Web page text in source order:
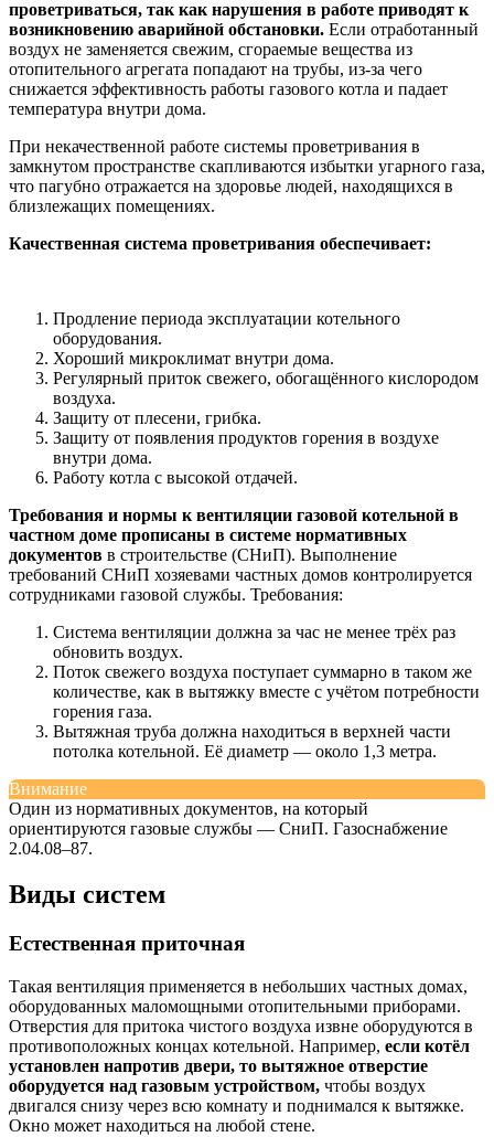
проветриваться, так как нарушения в работе приводят к
возникновению аварийной обстановки. Если отработанный
воздух не заменяется свежим, сгораемые вещества из
отопительного агрегата попадают на трубы, из-за чего
снижается эффективность работы газового котла и падает
температура внутри дома.
При некачественной работе системы проветривания в
замкнутом пространстве скапливаются избытки угарного газа,
что пагубно отражается на здоровье людей, находящихся в
близлежащих помещениях.
Качественная система проветривания обеспечивает:
Продление периода эксплуатации котельного
оборудования.
Хороший микроклимат внутри дома.
Регулярный приток свежего, обогащённого кислородом
воздуха.
Защиту от плесени, грибка.
Защиту от появления продуктов горения в воздухе
внутри дома.
Работу котла с высокой отдачей.
Требования и нормы к вентиляции газовой котельной в
частном доме прописаны в системе нормативных
документов в строительстве (СНиП). Выполнение
требований СНиП хозяевами частных домов контролируется
сотрудниками газовой службы. Требования:
Система вентиляции должна за час не менее трёх раз
обновить воздух.
Поток свежего воздуха поступает суммарно в таком же
количестве, как в вытяжку вместе с учётом потребности
горения газа.
Вытяжная труба должна находиться в верхней части
потолка котельной. Её диаметр — около 1,3 метра.
Внимание
Один из нормативных документов, на который
ориентируются газовые службы — СниП. Газоснабжение
2.04.08–87.
Виды систем
Естественная приточная
Такая вентиляция применяется в небольших частных домах,
оборудованных маломощными отопительными приборами.
Отверстия для притока чистого воздуха извне оборудуются в
противоположных концах котельной. Например, если котёл
установлен напротив двери, то вытяжное отверстие
оборудуется над газовым устройством, чтобы воздух
двигался снизу через всю комнату и поднимался к вытяжке.
Окно может находиться на любой стене.